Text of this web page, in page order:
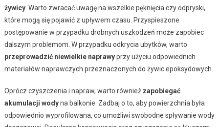
żywicy. Warto zwracać uwagę na wszelkie pęknięcia czy odpryski,
które mogą się pojawić z upływem czasu. Przyspieszone
postępowanie w przypadku drobnych uszkodzeń może zapobiec
dalszym problemom. W przypadku odkrycia ubytków, warto
przeprowadzić niewielkie naprawyprzy użyciu odpowiednich
materiałów naprawczych przeznaczonych do żywic epoksydowych.
Oprócz czyszczenia i napraw, warto również zapobiegać
akumulacji wodyna balkonie. Zadbaj o to, aby powierzchnia była
odpowiednio wyprofilowana, co umożliwi swobodne spływanie wody